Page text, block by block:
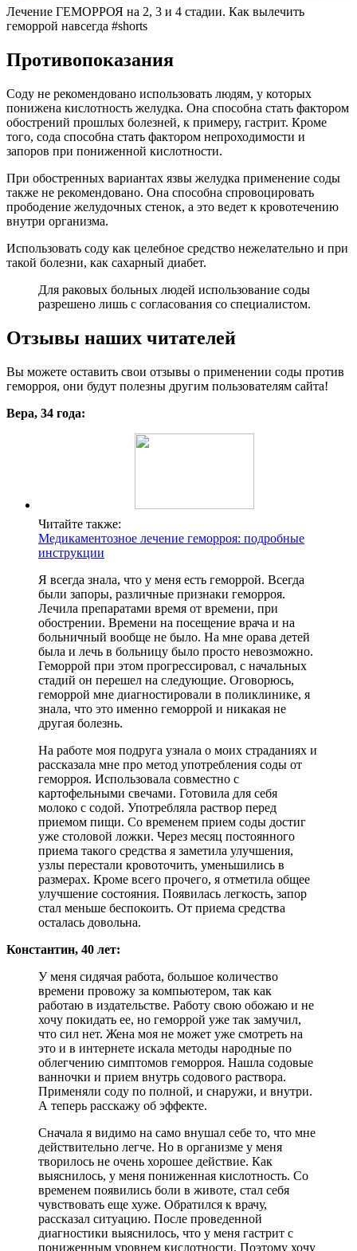
Лечение ГЕМОРРОЯ на 2, 3 и 4 стадии. Как вылечить
геморрой навсегда #shorts
Противопоказания
Соду не рекомендовано использовать людям, у которых
понижена кислотность желудка. Она способна стать фактором
обострений прошлых болезней, к примеру, гастрит. Кроме
того, сода способна стать фактором непроходимости и
запоров при пониженной кислотности.
При обостренных вариантах язвы желудка применение соды
также не рекомендовано. Она способна спровоцировать
прободение желудочных стенок, а это ведет к кровотечению
внутри организма.
Использовать соду как целебное средство нежелательно и при
такой болезни, как сахарный диабет.
Для раковых больных людей использование соды
разрешено лишь с согласования со специалистом.
Отзывы наших читателей
Вы можете оставить свои отзывы о применении соды против
геморроя, они будут полезны другим пользователям сайта!
Вера, 34 года:
Читайте также:
Медикаментозное лечение геморроя: подробные
инструкции
Я всегда знала, что у меня есть геморрой. Всегда
были запоры, различные признаки геморроя.
Лечила препаратами время от времени, при
обострении. Времени на посещение врача и на
больничный вообще не было. На мне орава детей
была и лечь в больницу было просто невозможно.
Геморрой при этом прогрессировал, с начальных
стадий он перешел на следующие. Оговорюсь,
геморрой мне диагностировали в поликлинике, я
знала, что это именно геморрой и никакая не
другая болезнь.
На работе моя подруга узнала о моих страданиях и
рассказала мне про метод употребления соды от
геморроя. Использовала совместно с
картофельными свечами. Готовила для себя
молоко с содой. Употребляла раствор перед
приемом пищи. Со временем прием соды достиг
уже столовой ложки. Через месяц постоянного
приема такого средства я заметила улучшения,
узлы перестали кровоточить, уменьшились в
размерах. Кроме всего прочего, я отметила общее
улучшение состояния. Появилась легкость, запор
стал меньше беспокоить. От приема средства
осталась довольна.
Константин, 40 лет:
У меня сидячая работа, большое количество
времени провожу за компьютером, так как
работаю в издательстве. Работу свою обожаю и не
хочу покидать ее, но геморрой уже так замучил,
что сил нет. Жена моя не может уже смотреть на
это и в интернете искала методы народные по
облегчению симптомов геморроя. Нашла содовые
ванночки и прием внутрь содового раствора.
Применяли соду по полной, и снаружи, и внутри.
А теперь расскажу об эффекте.
Сначала я видимо на само внушал себе то, что мне
действительно легче. Но в организме у меня
творилось не очень хорошее действие. Как
выяснилось, у меня пониженная кислотность. Со
временем появились боли в животе, стал себя
чувствовать еще хуже. Обратился к врачу,
рассказал ситуацию. После проведенной
диагностики выяснилось, что у меня гастрит с
пониженным уровнем кислотности. Поэтому хочу